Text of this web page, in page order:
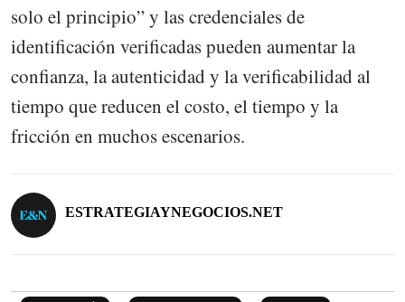
solo el principio” y las credenciales de
identificación verificadas pueden aumentar la
confianza, la autenticidad y la verificabilidad al
tiempo que reducen el costo, el tiempo y la
fricción en muchos escenarios.
ESTRATEGIAYNEGOCIOS.NET